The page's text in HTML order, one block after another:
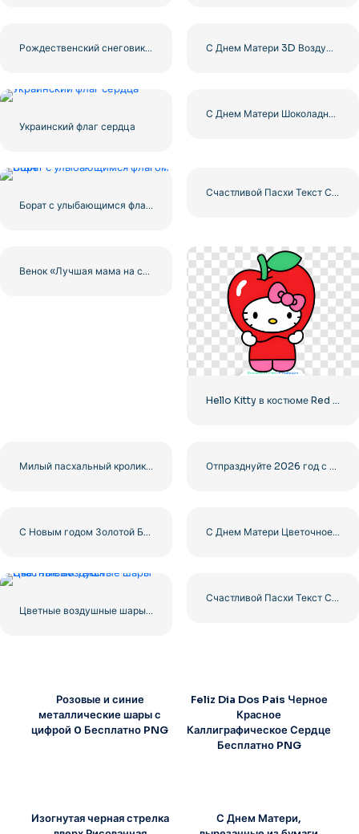
Украинский флаг сердца
Hello Kitty в костюме Red Apple Бесплатно PNG
Милый пасхальный кролик держит красочное яйцо, улыбаясь Бесплатно PNG Отпразднуйте 2026 год с золотым 3D-текстом бесплатно PNG
С Новым годом Золотой Блестящий Текст Бесплатно PNG С Днем Матери Цветочное Сердце Иллюстрация Бесплатно PNG
Цветные воздушные шары Счастливый текст
Счастливой Пасхи Текст С Пасхальными Яйцами Бесплатно PNG
Розовые и синие
металлические шары с
цифрой 0 Бесплатно PNG
Feliz Dia Dos Pais Черное
Красное
Каллиграфическое Сердце
Бесплатно PNG
Изогнутая черная стрелка
С Днем Матери,